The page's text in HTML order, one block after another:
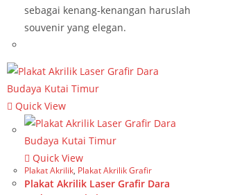
sebagai kenang-kenangan haruslah
souvenir yang elegan.
Quick View
Quick View
Plakat Akrilik, Plakat Akrilik Grafir
Plakat Akrilik Laser Grafir Dara